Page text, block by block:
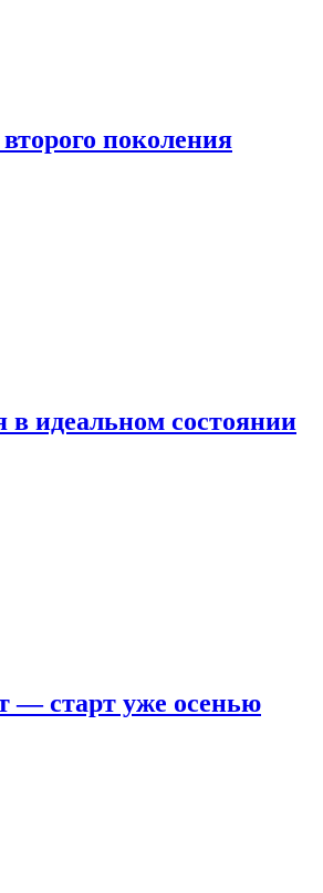
поколения
в идеальном состоянии
— старт уже осенью